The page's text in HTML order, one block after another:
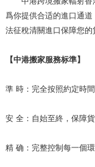
爲你提供合适的進口通
法征稅清關進口保障您的
【中港搬家服務标準】
準 時：完全按照約定時
安 全：自始至終，保障
精 确：完整控制每一個